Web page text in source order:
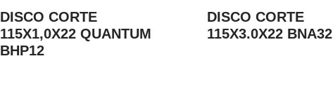
DISCO CORTE
115X1,0X22 QUANTUM
BHP12
DISCO CORTE
115X3.0X22 BNA32